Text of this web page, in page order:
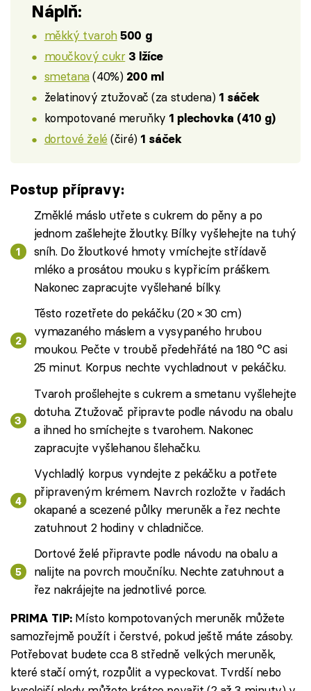
Náplň:
měkký tvaroh 500 g
moučkový cukr 3 lžíce
smetana(40%) 200 ml
želatinový ztužovač (za studena) 1 sáček
kompotované meruňky 1 plechovka (410 g)
dortové želé (čiré) 1 sáček
Postup přípravy:
Změklé máslo utřete s cukrem do pěny a po
jednom zašlehejte žloutky. Bílky vyšlehejte na tuhý
sníh. Do žloutkové hmoty vmíchejte střídavě
mléko a prosátou mouku s kypřicím práškem.
Nakonec zapracujte vyšlehané bílky.
Těsto rozetřete do pekáčku (20 × 30 cm)
vymazaného máslem a vysypaného hrubou
moukou. Pečte v troubě předehřáté na 180 °C asi
25 minut. Korpus nechte vychladnout v pekáčku.
Tvaroh prošlehejte s cukrem a smetanu vyšlehejte
dotuha. Ztužovač připravte podle návodu na obalu
a ihned ho smíchejte s tvarohem. Nakonec
zapracujte vyšlehanou šlehačku.
Vychladlý korpus vyndejte z pekáčku a potřete
připraveným krémem. Navrch rozložte v řadách
okapané a scezené půlky meruněk a řez nechte
zatuhnout 2 hodiny v chladničce.
Dortové želé připravte podle návodu na obalu a
nalijte na povrch moučníku. Nechte zatuhnout a
řez nakrájejte na jednotlivé porce.
PRIMA TIP:Místo kompotovaných meruněk můžete
samozřejmě použít i čerstvé, pokud ještě máte zásoby.
Potřebovat budete cca 8 středně velkých meruněk,
které stačí omýt, rozpůlit a vypeckovat. Tvrdší nebo